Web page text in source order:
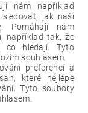
nám například
jak naši
Pomáhají nám
například tak, že
co hledají. Tyto
souhlasem.
preferencí a
které nejlépe
Tyto soubory